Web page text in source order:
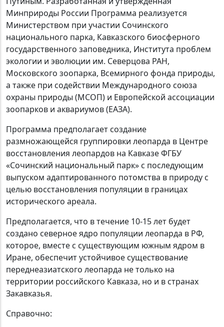
Минприроды России Программа реализуется
Министерством при участии Сочинского
национального парка, Кавказского биосферного
государственного заповедника, Института проблем
экологии и эволюции им. Северцова РАН,
Московского зоопарка, Всемирного фонда природы,
а также при содействии Международного союза
охраны природы (МСОП) и Европейской ассоциации
зоопарков и аквариумов (ЕАЗА).
Программа предполагает создание
размножающейся группировки леопарда в Центре
восстановления леопардов на Кавказе ФГБУ
«Сочинский национальный парк» с последующим
выпуском адаптированного потомства в природу с
целью восстановления популяции в границах
исторического ареала.
Предполагается, что в течение 10-15 лет будет
создано северное ядро популяции леопарда в РФ,
которое, вместе с существующим южным ядром в
Иране, обеспечит устойчивое существование
переднеазиатского леопарда не только на
территории российского Кавказа, но и в странах
Закавказья.
Справочно: